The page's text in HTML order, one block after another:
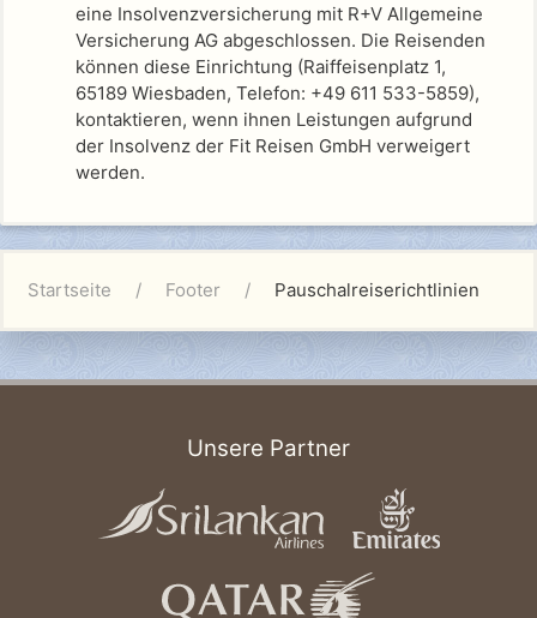
eine Insolvenzversicherung mit R+V Allgemeine
Versicherung AG abgeschlossen. Die Reisenden
können diese Einrichtung (Raiffeisenplatz 1,
65189 Wiesbaden, Telefon: +49 611 533-5859),
kontaktieren, wenn ihnen Leistungen aufgrund
der Insolvenz der Fit Reisen GmbH verweigert
werden.
Startseite Footer Pauschalreiserichtlinien
Unsere Partner